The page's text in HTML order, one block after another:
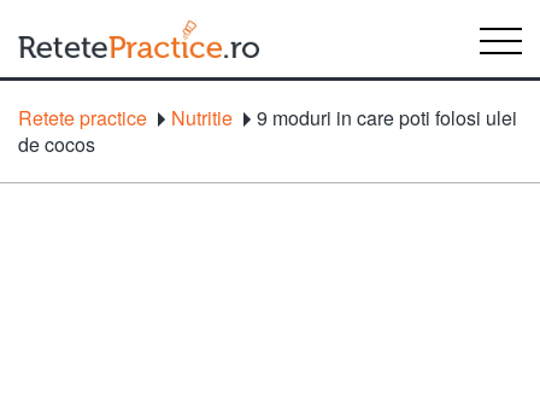
Retete practice Nutritie
9 moduri in care poti folosi ulei
de cocos